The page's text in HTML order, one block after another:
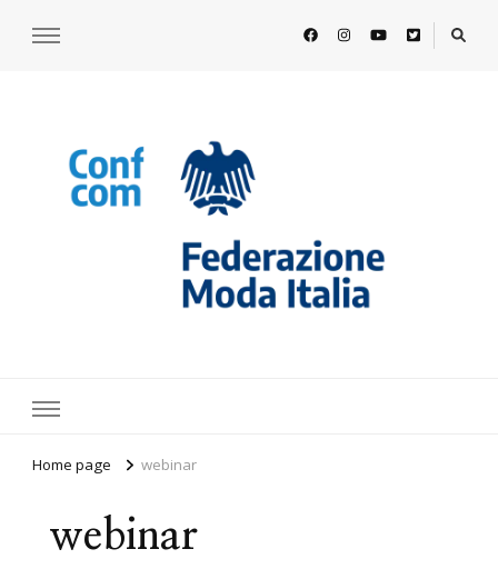
Home page webinar
webinar